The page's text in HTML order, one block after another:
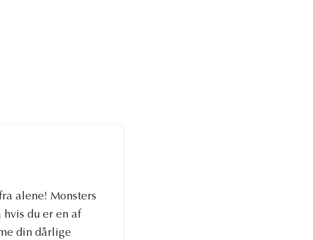
alene! Monsters
du er en af
din dårlige